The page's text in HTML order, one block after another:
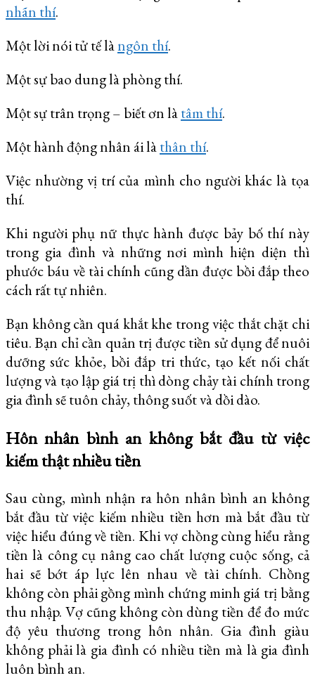
nhãn thí.
Một lời nói tử tế làngôn thí.
Một sự bao dung là phòng thí.
Một sự trân trọng – biết ơn làtâm thí.
Một hành động nhân ái làthân thí.
Việc nhường vị trí của mình cho người khác là tọa
thí.
Khi người phụ nữ thực hành được bảy bố thí này
trong gia đình và những nơi mình hiện diện thì
phước báu về tài chính cũng dần được bồi đắp theo
cách rất tự nhiên.
Bạn không cần quá khắt khe trong việc thắt chặt chi
tiêu. Bạn chỉ cần quản trị được tiền sử dụng để nuôi
dưỡng sức khỏe, bồi đắp tri thức, tạo kết nối chất
lượng và tạo lập giá trị thì dòng chảy tài chính trong
gia đình sẽ tuôn chảy, thông suốt và dồi dào.
Hôn nhân bình an không bắt đầu từ việc
kiếm thật nhiều tiền
Sau cùng, mình nhận ra hôn nhân bình an không
bắt đầu từ việc kiếm nhiều tiền hơn mà bắt đầu từ
việc hiểu đúng về tiền. Khi vợ chồng cùng hiểu rằng
tiền là công cụ nâng cao chất lượng cuộc sống, cả
hai sẽ bớt áp lực lên nhau về tài chính. Chồng
không còn phải gồng mình chứng minh giá trị bằng
thu nhập. Vợ cũng không còn dùng tiền để đo mức
độ yêu thương trong hôn nhân. Gia đình giàu
không phải là gia đình có nhiều tiền mà là gia đình
luôn bình an.